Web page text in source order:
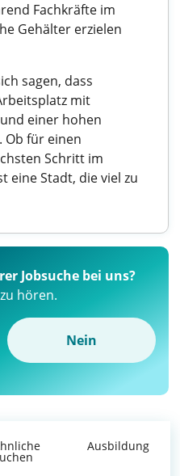
Fachkräfte im
Gehälter erzielen
sagen, dass
mit
einer hohen
Ob für einen
Schritt im
eine Stadt, die viel zu
Jobsuche bei uns?
hören.
Nein
Ausbildung